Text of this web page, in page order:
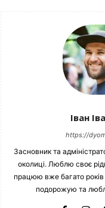
Іван
https://
Засновник та
околиці. Люблю своє
працюю вже багато років
подорожую та